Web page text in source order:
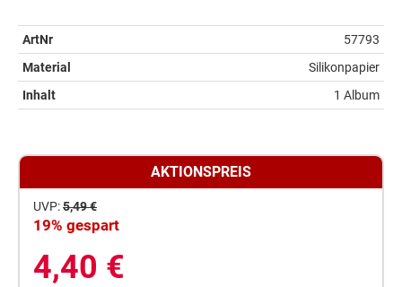
ArtNr
57793
Material
Silikonpapier
Inhalt
1 Album
AKTIONSPREIS
UVP:5,49 €
19% gespart
4,40 €